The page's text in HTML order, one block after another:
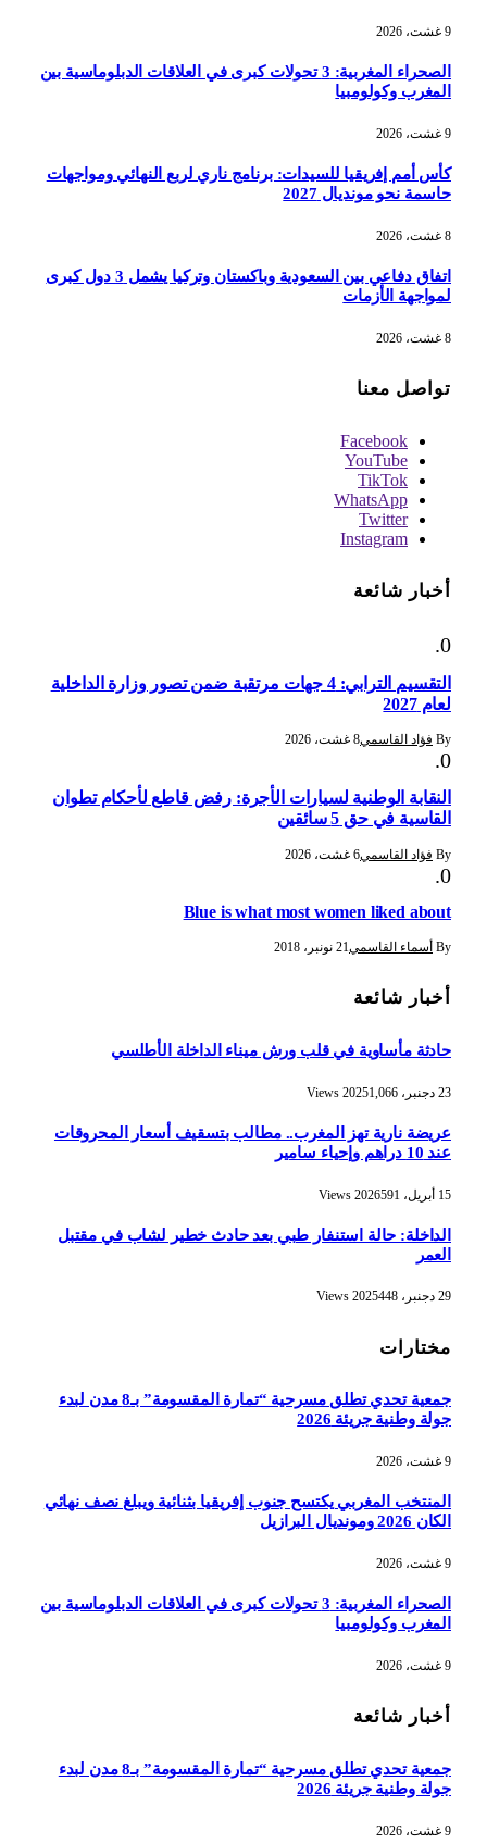
9 غشت، 2026
الصحراء المغربية: 3 تحولات كبرى في العلاقات الدبلوماسية بين
المغرب وكولومبيا
9 غشت، 2026
كأس أمم إفريقيا للسيدات: برنامج ناري لربع النهائي ومواجهات
حاسمة نحو مونديال 2027
8 غشت، 2026
اتفاق دفاعي بين السعودية وباكستان وتركيا يشمل 3 دول كبرى
لمواجهة الأزمات
8 غشت، 2026
تواصل معنا
Facebook
YouTube
TikTok
WhatsApp
Twitter
Instagram
أخبار شائعة
التقسيم الترابي: 4 جهات مرتقبة ضمن تصور وزارة الداخلية
لعام 2027
By فؤاد القاسمي8 غشت، 2026
النقابة الوطنية لسيارات الأجرة: رفض قاطع لأحكام تطوان
القاسية في حق 5 سائقين
By فؤاد القاسمي6 غشت، 2026
Blue is what most women liked about
By أسماء القاسمي21 نونبر، 2018
أخبار شائعة
حادثة مأساوية في قلب ورش ميناء الداخلة الأطلسي
23 دجنبر، 2025 1,066
Views
عريضة نارية تهز المغرب.. مطالب بتسقيف أسعار المحروقات
عند 10 دراهم وإحياء سامير
15 أبريل، 2026 591
Views
الداخلة: حالة استنفار طبي بعد حادث خطير لشاب في مقتبل
العمر
29 دجنبر، 2025 448
Views
مختارات
جمعية تحدي تطلق مسرحية “تمارة المقسومة” بـ8 مدن لبدء
جولة وطنية جريئة 2026
9 غشت، 2026
المنتخب المغربي يكتسح جنوب إفريقيا بثنائية ويبلغ نصف نهائي
الكان 2026 ومونديال البرازيل
9 غشت، 2026
الصحراء المغربية: 3 تحولات كبرى في العلاقات الدبلوماسية بين
المغرب وكولومبيا
9 غشت، 2026
أخبار شائعة
جمعية تحدي تطلق مسرحية “تمارة المقسومة” بـ8 مدن لبدء
جولة وطنية جريئة 2026
9 غشت، 2026